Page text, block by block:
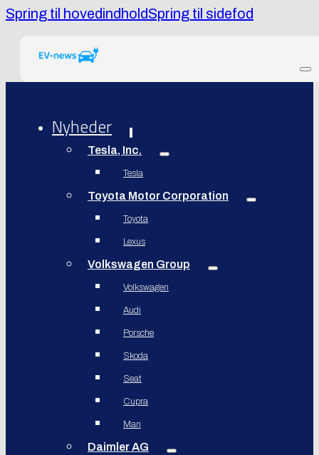
Spring til hovedindholdSpring til sidefod
Nyheder
Tesla, Inc.
Tesla
Toyota Motor Corporation
Toyota
Lexus
Volkswagen Group
Volkswagen
Audi
Porsche
Skoda
Seat
Cupra
Man
Daimler AG